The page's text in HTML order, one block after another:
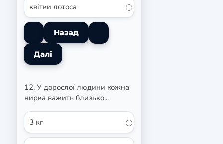
квітки лотоса
12. У дорослої людини кожна
нирка важить близько...
3 кг